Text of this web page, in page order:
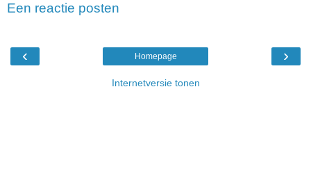
Een reactie posten
‹ ›
Homepage
Internetversie tonen